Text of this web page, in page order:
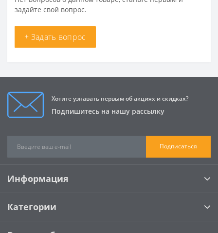
задайте свой вопрос.
+ Задать вопрос
Хотите узнавать первым об акциях и скидках?
Подпишитесь на нашу рассылку
Подписаться
Информация
Категории